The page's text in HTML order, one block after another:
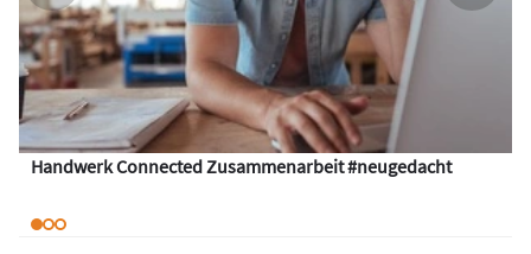
Handwerk Connected Zusammenarbeit #neugedacht